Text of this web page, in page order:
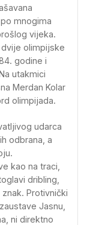
mnogima
vijeka.
olimpijske
godine i
utakmici
Merdan Kolar
olimpijada.
udarca
odbrana, a
kao na traci,
dribling,
Protivnički
Jasnu,
ni direktno